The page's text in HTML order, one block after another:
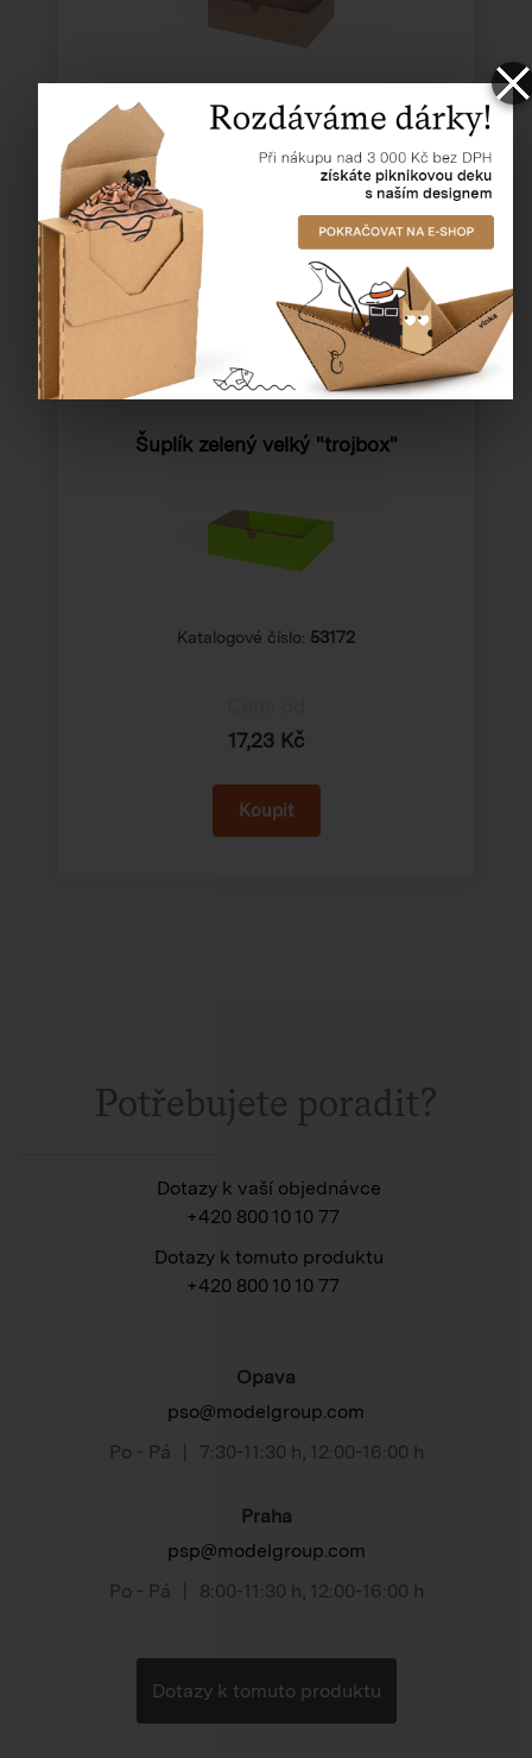
Katalogové číslo:63171
20,23 Kč
Šuplík zelený velký "trojbox"
Katalogové číslo: 53172
17,23 Kč
Potřebujete poradit?
Dotazy k vaší objednávce
+420 800 10 10 77
Dotazy k tomuto produktu
+420 800 10 10 77
Opava
pso@modelgroup.com
Po - Pá
7:30-11:30 h 12:00-16:00 h
Praha
psp@modelgroup.com
Po - Pá
8:00-11:30 h 12:00-16:00 h
Dotazy k tomuto produktu